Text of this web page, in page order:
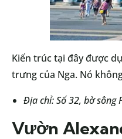
Kiến trúc tại đây được
trưng của Nga. Nó
Địa chỉ: Số 32, bờ sông
Vườn